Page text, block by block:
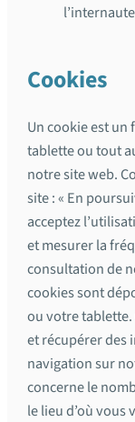
Cookies
Un cookie est
tablette ou tout
notre site web.
site : « En
acceptez
et mesurer la
consultation de
cookies sont
ou votre
et récupérer des
navigation sur
concerne le
le lieu d’où vous